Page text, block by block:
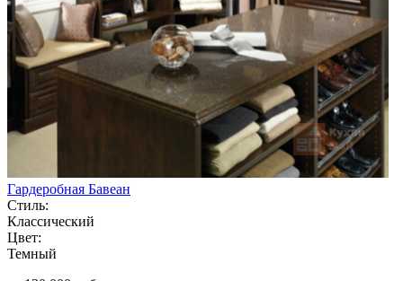
Гардеробная Бавеан
Стиль:
Классический
Цвет:
Темный